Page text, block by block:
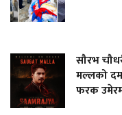
सौरभ
मल्लको
फरक